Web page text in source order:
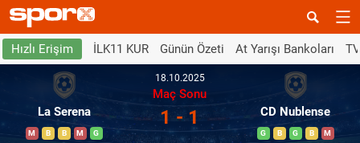
Hızlı Erişim İLK11 KUR Günün Özeti At Yarışı Bankoları
La Serena
M B B M G
18.10.2025
Maç Sonu
1 - 1 CD Nublense
G B G B M